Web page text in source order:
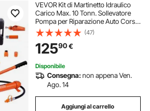
VEVOR Kit di Martinetto Idraulico
Carico Max. 10 Tonn. Sollevatore
Pompa per Riparazione Auto Corsa
da 135 mm, Kit Utensili Sollevatore
Idraulico Tipo d'Olio HV15 Cilindro
Q235B Anello di Tenuta TPU
(47)
12590€
Disponibile
Consegna:non appena Ven.
Ago. 14
Aggiungi al carrello